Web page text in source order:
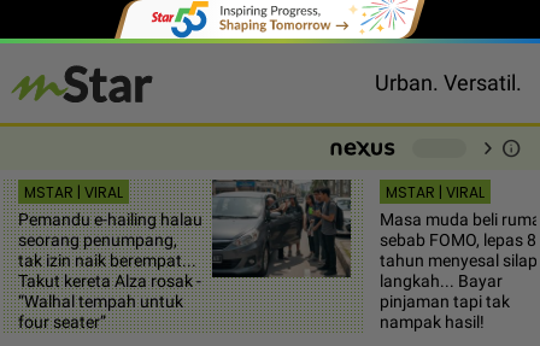
Urban. Versatil.
chevron_right info
MSTAR | VIRAL
Pemandu e-hailing halau
seorang penumpang,
tak izin naik berempat...
Takut kereta Alza rosak -
“Walhal tempah untuk
four seater”
MSTAR | VIRAL
Masa muda beli
sebab FOMO, lepas 8
tahun menyesal silap
langkah... Bayar
pinjaman tapi tak
nampak hasil!